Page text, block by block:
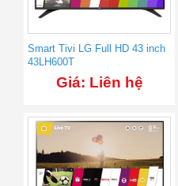
Smart Tivi LG Full HD 43 inch
43LH600T
Giá: Liên hệ